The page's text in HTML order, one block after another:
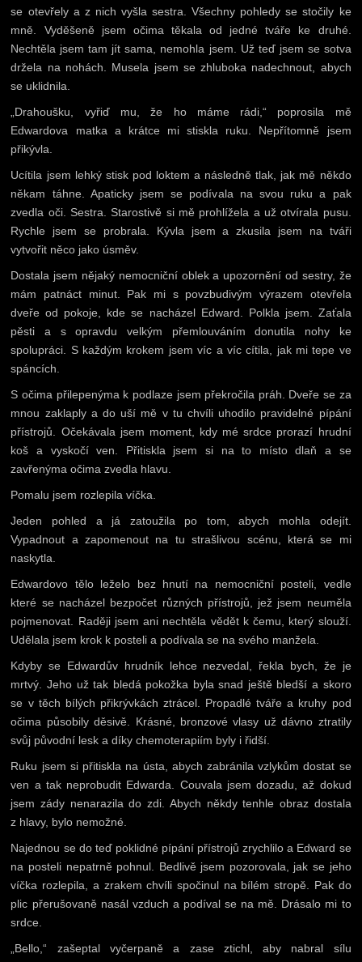
se otevřely a z nich vyšla sestra. Všechny pohledy se stočily ke
mně. Vyděšeně jsem očima těkala od jedné tváře ke druhé.
Nechtěla jsem tam jít sama, nemohla jsem. Už teď jsem se sotva
držela na nohách. Musela jsem se zhluboka nadechnout, abych
se uklidnila.
„Drahoušku, vyřiď mu, že ho máme rádi,“ poprosila mě
Edwardova matka a krátce mi stiskla ruku. Nepřítomně jsem
přikývla.
Ucítila jsem lehký stisk pod loktem a následně tlak, jak mě někdo
někam táhne. Apaticky jsem se podívala na svou ruku a pak
zvedla oči. Sestra. Starostivě si mě prohlížela a už otvírala pusu.
Rychle jsem se probrala. Kývla jsem a zkusila jsem na tváři
vytvořit něco jako úsměv.
Dostala jsem nějaký nemocniční oblek a upozornění od sestry, že
mám patnáct minut. Pak mi s povzbudivým výrazem otevřela
dveře od pokoje, kde se nacházel Edward. Polkla jsem. Zaťala
pěsti a s opravdu velkým přemlouváním donutila nohy ke
spolupráci. S každým krokem jsem víc a víc cítila, jak mi tepe ve
spáncích.
S očima přilepenýma k podlaze jsem překročila práh. Dveře se za
mnou zaklaply a do uší mě v tu chvíli uhodilo pravidelné pípání
přístrojů. Očekávala jsem moment, kdy mé srdce prorazí hrudní
koš a vyskočí ven. Přitiskla jsem si na to místo dlaň a se
zavřenýma očima zvedla hlavu.
Pomalu jsem rozlepila víčka.
Jeden pohled a já zatoužila po tom, abych mohla odejít.
Vypadnout a zapomenout na tu strašlivou scénu, která se mi
naskytla.
Edwardovo tělo leželo bez hnutí na nemocniční posteli, vedle
které se nacházel bezpočet různých přístrojů, jež jsem neuměla
pojmenovat. Raději jsem ani nechtěla vědět k čemu, který slouží.
Udělala jsem krok k posteli a podívala se na svého manžela.
Kdyby se Edwardův hrudník lehce nezvedal, řekla bych, že je
mrtvý. Jeho už tak bledá pokožka byla snad ještě bledší a skoro
se v těch bílých přikrývkách ztrácel. Propadlé tváře a kruhy pod
očima působily děsivě. Krásné, bronzové vlasy už dávno ztratily
svůj původní lesk a díky chemoterapiím byly i řidší.
Ruku jsem si přitiskla na ústa, abych zabránila vzlykům dostat se
ven a tak neprobudit Edwarda. Couvala jsem dozadu, až dokud
jsem zády nenarazila do zdi. Abych někdy tenhle obraz dostala
z hlavy, bylo nemožné.
Najednou se do teď poklidné pípání přístrojů zrychlilo a Edward se
na posteli nepatrně pohnul. Bedlivě jsem pozorovala, jak se jeho
víčka rozlepila, a zrakem chvíli spočinul na bílém stropě. Pak do
plic přerušovaně nasál vzduch a podíval se na mě. Drásalo mi to
srdce.
„Bello,“ zašeptal vyčerpaně a zase ztichl, aby nabral sílu